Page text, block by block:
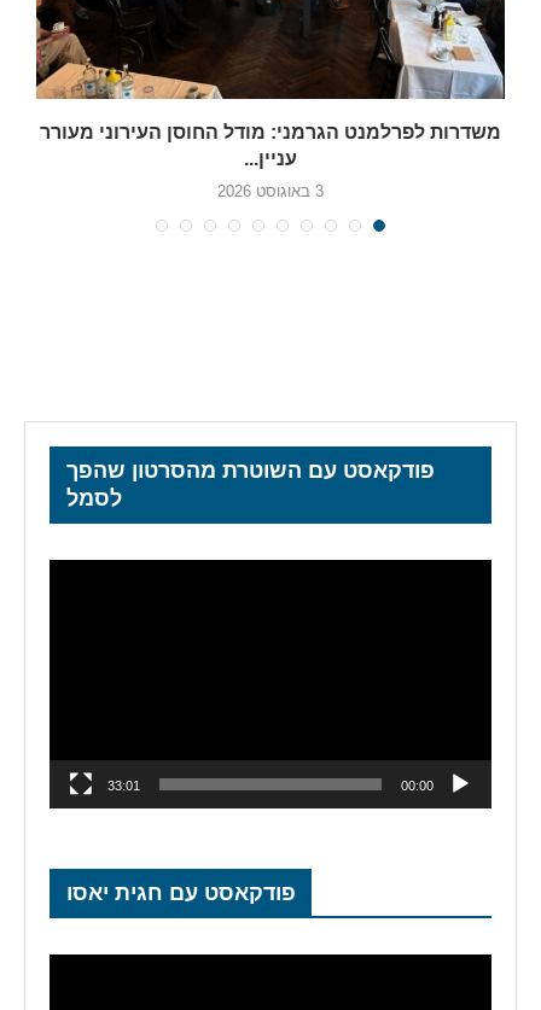
משדרות לפרלמנט הגרמני: מודל החוסן העירוני מעורר
עניין...
3 באוגוסט 2026
פודקאסט עם השוטרת מהסרטון שהפך
לסמל
00:00
33:01
פודקאסט עם חגית יאסו